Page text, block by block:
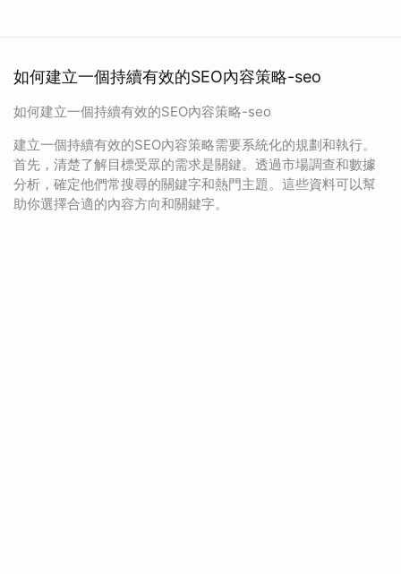
如何建立一個持續有效的SEO內容策略-seo
如何建立一個持續有效的SEO內容策略-seo
建立一個持續有效的SEO內容策略需要系統化的規劃和執行。
首先，清楚了解目標受眾的需求是關鍵。透過市場調查和數據
分析，確定他們常搜尋的關鍵字和熱門主題。這些資料可以幫
助你選擇合適的內容方向和關鍵字。